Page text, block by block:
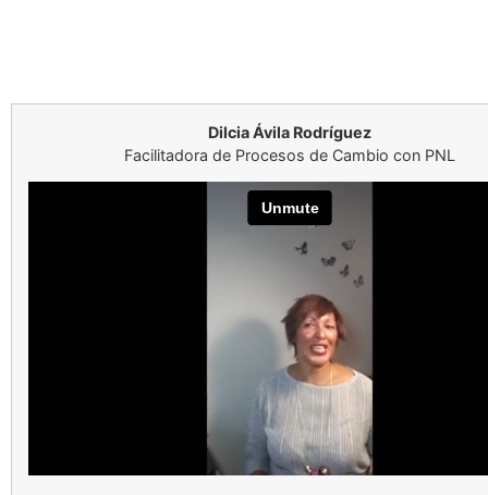
Dilcia Ávila Rodríguez
Facilitadora de Procesos de Cambio con PNL